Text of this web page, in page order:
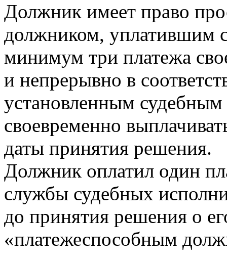
Должник имеет право
должником, уплатившим
минимум три платежа
и непрерывно в
установленным
своевременно
даты принятия решения.
Должник оплатил один
службы судебных
до принятия решения о
«платежеспособным